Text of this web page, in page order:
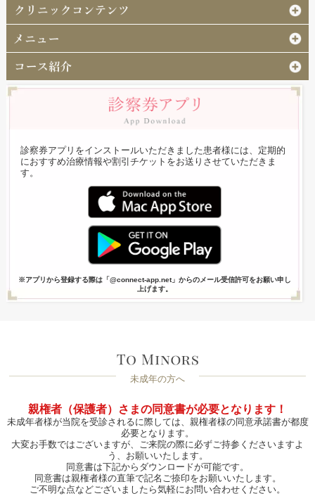
診察券アプリをインストールいただきました患者様には、定期的
におすすめ治療情報や割引チケットをお送りさせていただきま
す。
※アプリから登録する際は「@connect-app.net」からのメール受信許可をお願い申し
上げます。
未成年の方へ
親権者（保護者）さまの同意書が必要となります！
未成年者様が当院を受診されるに際しては、親権者様の同意承諾書が都度
必要となります。
大変お手数ではございますが、ご来院の際に必ずご持参くださいますよ
う、お願いいたします。
同意書は下記からダウンロードが可能です。
同意書は親権者様の直筆で記名ご捺印をお願いいたします。
ご不明な点などございましたら気軽にお問い合わせください。